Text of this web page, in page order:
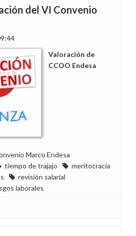
del VI Convenio
Valoración de
CCOO Endesa
Marco Endesa
tiempo de trajajo
meritocracia
revisión salarial
laborales